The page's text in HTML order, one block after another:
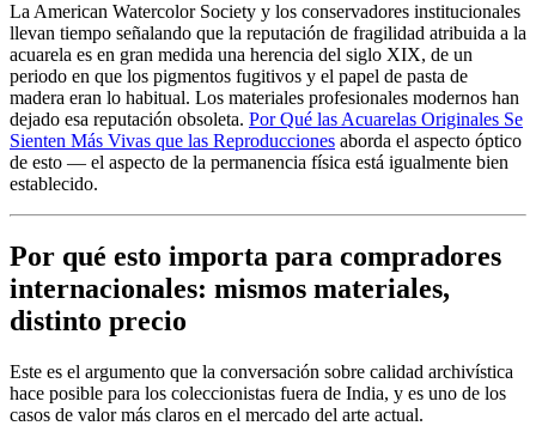
La American Watercolor Society y los conservadores institucionales
llevan tiempo señalando que la reputación de fragilidad atribuida a la
acuarela es en gran medida una herencia del siglo XIX, de un
periodo en que los pigmentos fugitivos y el papel de pasta de
madera eran lo habitual. Los materiales profesionales modernos han
dejado esa reputación obsoleta. Por Qué las Acuarelas Originales Se
Sienten Más Vivas que las Reproducciones aborda el aspecto óptico
de esto — el aspecto de la permanencia física está igualmente bien
establecido.
Por qué esto importa para compradores
internacionales: mismos materiales,
distinto precio
Este es el argumento que la conversación sobre calidad archivística
hace posible para los coleccionistas fuera de India, y es uno de los
casos de valor más claros en el mercado del arte actual.